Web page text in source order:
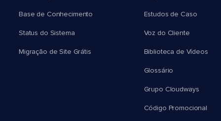
Base de Conhecimento
Status do Sistema
Migração de Site Grátis
Estudos de Caso
Voz do Cliente
Biblioteca de Vídeos
Glossário
Grupo Cloudways
Código Promocional